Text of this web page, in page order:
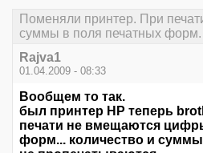
Поменяли принтер. При
суммы в поля печатных форм.
Rajva1
01.04.2009 - 08:33
Вообщем то так.
был принтер НР теперь
печати не вмещаются
форм... количество и